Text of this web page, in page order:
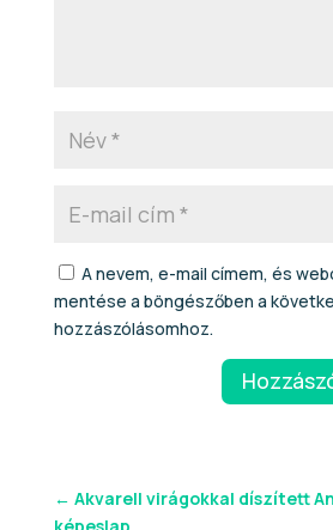
A nevem, e-mail címem, és
mentése a böngészőben a
hozzászólásomhoz.
← Akvarell virágokkal díszített